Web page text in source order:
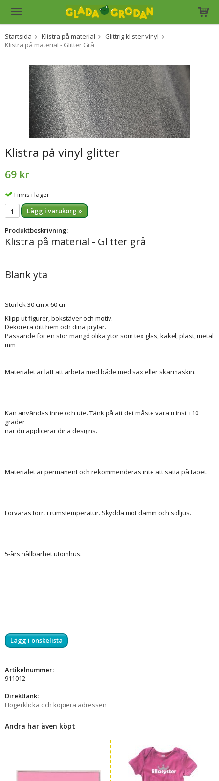
Produkten har blivit tillagd i varukorgen
Startsida Klistra på material
Glittrig klister vinyl
Klistra på material - Glitter Grå
Klistra på vinyl glitter
69 kr
Finns i lager
Lägg i varukorg »
Produktbeskrivning:
Klistra på material - Glitter grå
Blank yta
Storlek 30 cm x 60 cm
Klipp ut figurer, bokstäver och motiv.
Dekorera ditt hem och dina prylar.
Passande för en stor mängd olika ytor som tex glas, kakel, plast, metal
mm
Materialet är lätt att arbeta med både med sax eller skärmaskin.
Kan användas inne och ute. Tänk på att det måste vara minst +10
grader
när du applicerar dina designs.
Materialet är permanent och rekommenderas inte att sätta på tapet.
Förvaras torrt i rumstemperatur. Skydda mot damm och solljus.
5-års hållbarhet utomhus.
Lägg i önskelista
Artikelnummer:
911012
Direktlänk:
Högerklicka och kopiera adressen
Andra har även köpt